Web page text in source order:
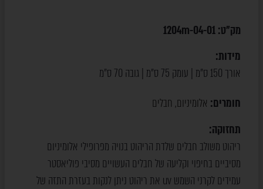
מק"ט:1204m-04-01
מידות:
אורך 150 ס"מ | עומק 75 ס"מ | גובה 70 ס"מ
חומרים: אלומיניום, חבלים
תחזוקה:
ריהוט משולב חבלים שלדת הריהוט בנויה מפרופילי אלומיניום
מסיביים בחיפוי וקליעה של חבלים העשויים מסיבי פוליאסטר
עמידים לקרני השמש uv את ריהוט ניתן לנקות בעזרת התזה של